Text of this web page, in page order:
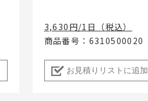
3,630円/1日（税込）
商品番号：6310500020
お見積りリストに追加